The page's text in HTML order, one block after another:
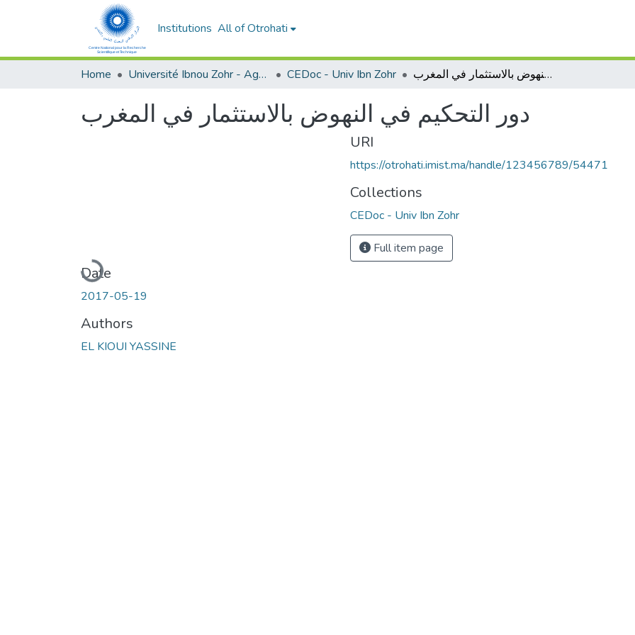
Institutions All of Otrohati
Home Université Ibnou Zohr - Agadir CEDoc - Univ Ibn Zohr دور التحكيم في النهوض بالاستثمار في المغرب
دور التحكيم في النهوض بالاستثمار في المغرب
Loading...
Date
2017-05-19
Authors
EL KIOUI YASSINE
URI
https://otrohati.imist.ma/handle/123456789/54471
Collections
CEDoc - Univ Ibn Zohr
Full item page